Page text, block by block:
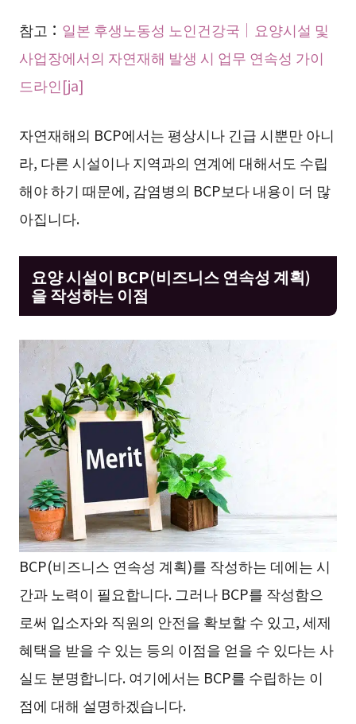
참고： 일본 후생노동성 노인건강국｜요양시설 및
사업장에서의 자연재해 발생 시 업무 연속성 가이
드라인[ja]
자연재해의 BCP에서는 평상시나 긴급 시뿐만 아니
라, 다른 시설이나 지역과의 연계에 대해서도 수립
해야 하기 때문에, 감염병의 BCP보다 내용이 더 많
아집니다.
요양 시설이 BCP(비즈니스 연속성 계획)
을 작성하는 이점
BCP(비즈니스 연속성 계획)를 작성하는 데에는 시
간과 노력이 필요합니다. 그러나 BCP를 작성함으
로써 입소자와 직원의 안전을 확보할 수 있고, 세제
혜택을 받을 수 있는 등의 이점을 얻을 수 있다는 사
실도 분명합니다. 여기에서는 BCP를 수립하는 이
점에 대해 설명하겠습니다.